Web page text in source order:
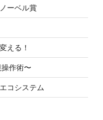
ーベル賞
える！
作術〜
コシステム